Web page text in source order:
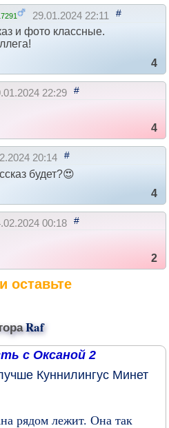
29.01.2024 22:11 #
и фото классные.
4
22:29 #
4
20:14 #
будет?😍
4
00:18 #
2
и оставьте
Raf
с Оксаной 2
Куннилингус Минет
рядом лежит. Она так